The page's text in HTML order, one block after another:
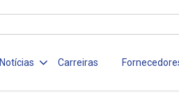
Notícias Carreiras